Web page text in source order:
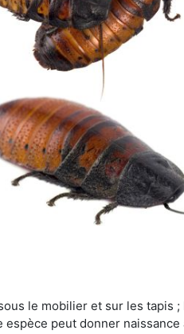
le mobilier et sur les tapis
peut donner naissance